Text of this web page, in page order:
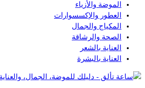
الموضة والأزياء
العطور والإكسسوارات
المكياج والجمال
الصحة والرشاقة
العناية بالشعر
العناية بالبشرة